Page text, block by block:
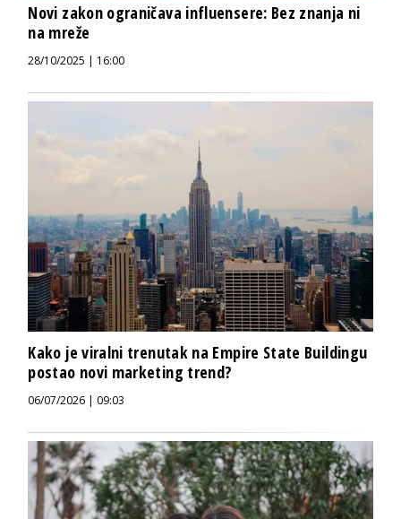
Novi zakon ograničava influensere: Bez znanja ni
na mreže
28/10/2025 | 16:00
Kako je viralni trenutak na Empire State Buildingu
postao novi marketing trend?
06/07/2026 | 09:03